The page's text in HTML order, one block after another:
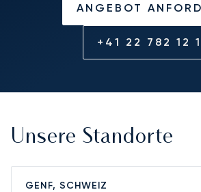
ANGEBOT
+41 22 782 12
Unsere Standorte
GENF, SCHWEIZ